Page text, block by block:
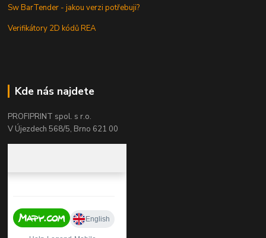
Sw BarTender - jakou verzi potřebuji?
Verifikátory 2D kódů REA
Kde nás najdete
PROFIPRINT spol. s r.o.
V Újezdech 568/5, Brno 621 00